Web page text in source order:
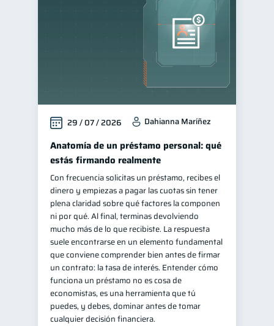
1
Educación Financiera 1
Mipymes 1
Información financiera 1
inversiones 1
Salud mental 1 ahorro
Retiro 1 Doble sueldo 1
Gasto responsable 1
información financiera
29 / 07 / 2026 Dahianna Maríñez
Anatomía de un préstamo personal: qué
estás firmando realmente
Con frecuencia solicitas un préstamo, recibes el
dinero y empiezas a pagar las cuotas sin tener
plena claridad sobre qué factores la componen
ni por qué. Al final, terminas devolviendo
mucho más de lo que recibiste. La respuesta
suele encontrarse en un elemento fundamental
que conviene comprender bien antes de firmar
un contrato: la tasa de interés. Entender cómo
funciona un préstamo no es cosa de
economistas, es una herramienta que tú
puedes, y debes, dominar antes de tomar
cualquier decisión financiera.